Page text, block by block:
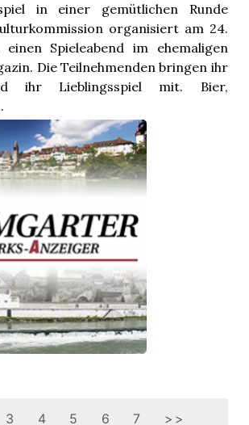
in einer gemütlichen Runde
organisiert am 24.
Spieleabend im ehemaligen
Die Teilnehmenden bringen ihr
ihr Lieblingsspiel mit. Bier,
3 4 5 6 7 >>